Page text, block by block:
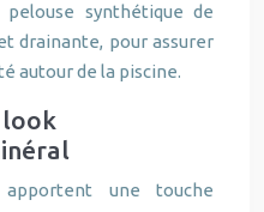
synthétique de
drainante, pour assurer
autour de la piscine.
look
une touche